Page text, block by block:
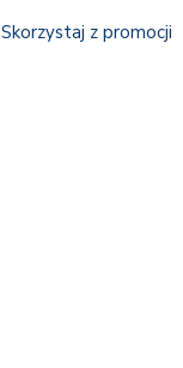
Skorzystaj z promocji